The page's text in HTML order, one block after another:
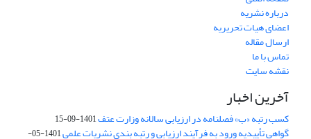
درباره نشریه
اعضای هیات تحریریه
ارسال مقاله
تماس با ما
نقشه سایت
آخرین اخبار
کسب رتبه «ب» فصلنامه در ارزیابی سالانه وزارت عتف1401-09-15
گواهی تأییدیه ورود به فرآیند ارزیابی و رتبه بندی نشریات علمی 1401-05-